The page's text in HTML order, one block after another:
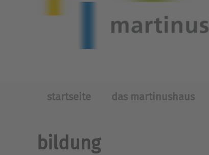
startseite das martinushaus
bildung